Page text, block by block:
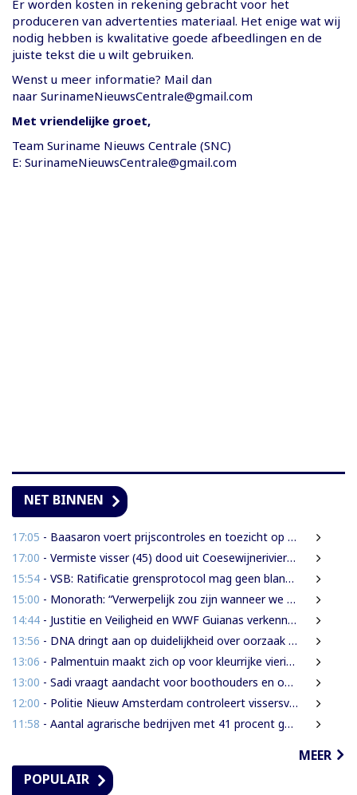
Er worden kosten in rekening gebracht voor het
produceren van advertenties materiaal. Het enige wat wij
nodig hebben is kwalitative goede afbeedlingen en de
juiste tekst die u wilt gebruiken.
Wenst u meer informatie? Mail dan
naar SurinameNieuwsCentrale@gmail.com
Met vriendelijke groet,
Team Suriname Nieuws Centrale (SNC)
E: SurinameNieuwsCentrale@gmail.com
NET BINNEN
17:05 - Baasaron voert prijscontroles en toezicht op voedselveiligheid op
17:00 - Vermiste visser (45) dood uit Coesewijnerivier gehaald
15:54 - VSB: Ratificatie grensprotocol mag geen blanco cheque zijn
15:00 - Monorath: “Verwerpelijk zou zijn wanneer we de dingen zouden bedekken met de mantel der liefde”
14:44 - Justitie en Veiligheid en WWF Guianas verkennen verdere samenwerking
13:56 - DNA dringt aan op duidelijkheid over oorzaak massale vissterfte
13:06 - Palmentuin maakt zich op voor kleurrijke viering Dag der Inheemsen
13:00 - Sadi vraagt aandacht voor boothouders en overbelasting Wijdenboschbrug
12:00 - Politie Nieuw Amsterdam controleert vissersvaartuigen op de rivier
11:58 - Aantal agrarische bedrijven met 41 procent gegroeid
MEER
POPULAIR